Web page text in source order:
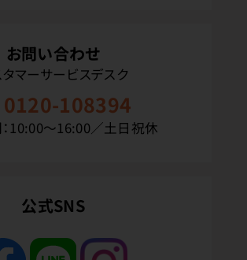
お問い合わせ
タマーサービスデスク
0120-108394
10:00〜16:00／土日祝休
公式SNS